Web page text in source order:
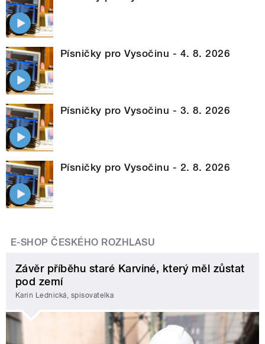
Písničky pro Vysočinu - 4. 8. 2026
Písničky pro Vysočinu - 3. 8. 2026
Písničky pro Vysočinu - 2. 8. 2026
E-SHOP ČESKÉHO ROZHLASU
Závěr příběhu staré Karviné, který měl zůstat
pod zemí
Karin Lednická, spisovatelka